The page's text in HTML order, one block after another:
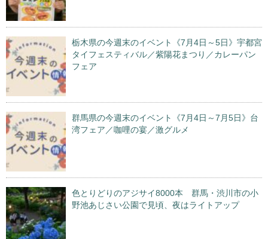
栃木県の今週末のイベント《7月4日～5日》宇都宮
タイフェスティバル／紫陽花まつり／カレーパン
フェア
群馬県の今週末のイベント《7月4日～7月5日》台
湾フェア／咖哩の宴／激グルメ
色とりどりのアジサイ8000本 群馬・渋川市の小
野池あじさい公園で見頃、夜はライトアップ